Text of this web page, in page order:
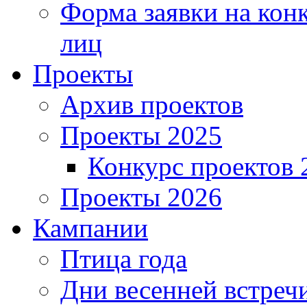
Форма заявки на
лиц
Проекты
Архив проектов
Проекты 2025
Конкурс проектов
Проекты 2026
Кампании
Птица года
Дни весенней